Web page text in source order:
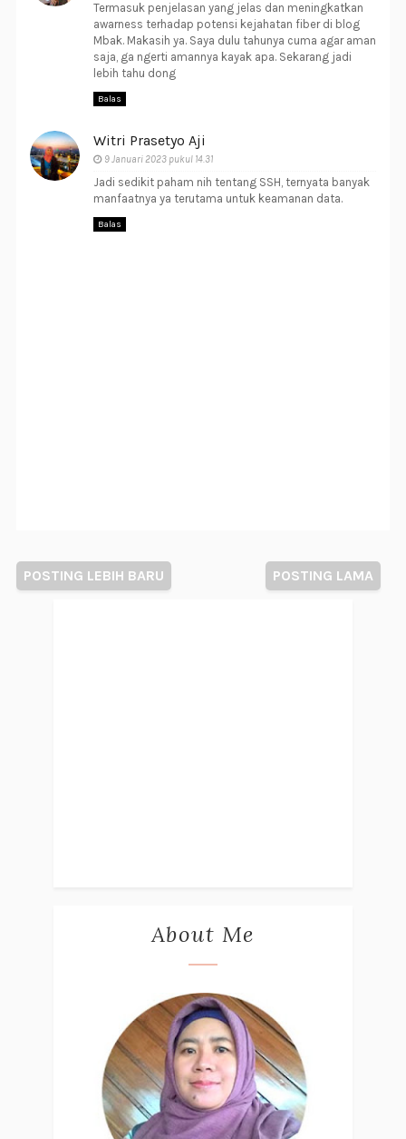
Termasuk penjelasan yang jelas dan meningkatkan
awarness terhadap potensi kejahatan fiber di blog
Mbak. Makasih ya. Saya dulu tahunya cuma agar aman
saja, ga ngerti amannya kayak apa. Sekarang jadi
lebih tahu dong
Balas
Witri Prasetyo Aji
9 Januari 2023 pukul 14.31
Jadi sedikit paham nih tentang SSH, ternyata banyak
manfaatnya ya terutama untuk keamanan data.
Balas
POSTING LEBIH BARU POSTING LAMA
About Me